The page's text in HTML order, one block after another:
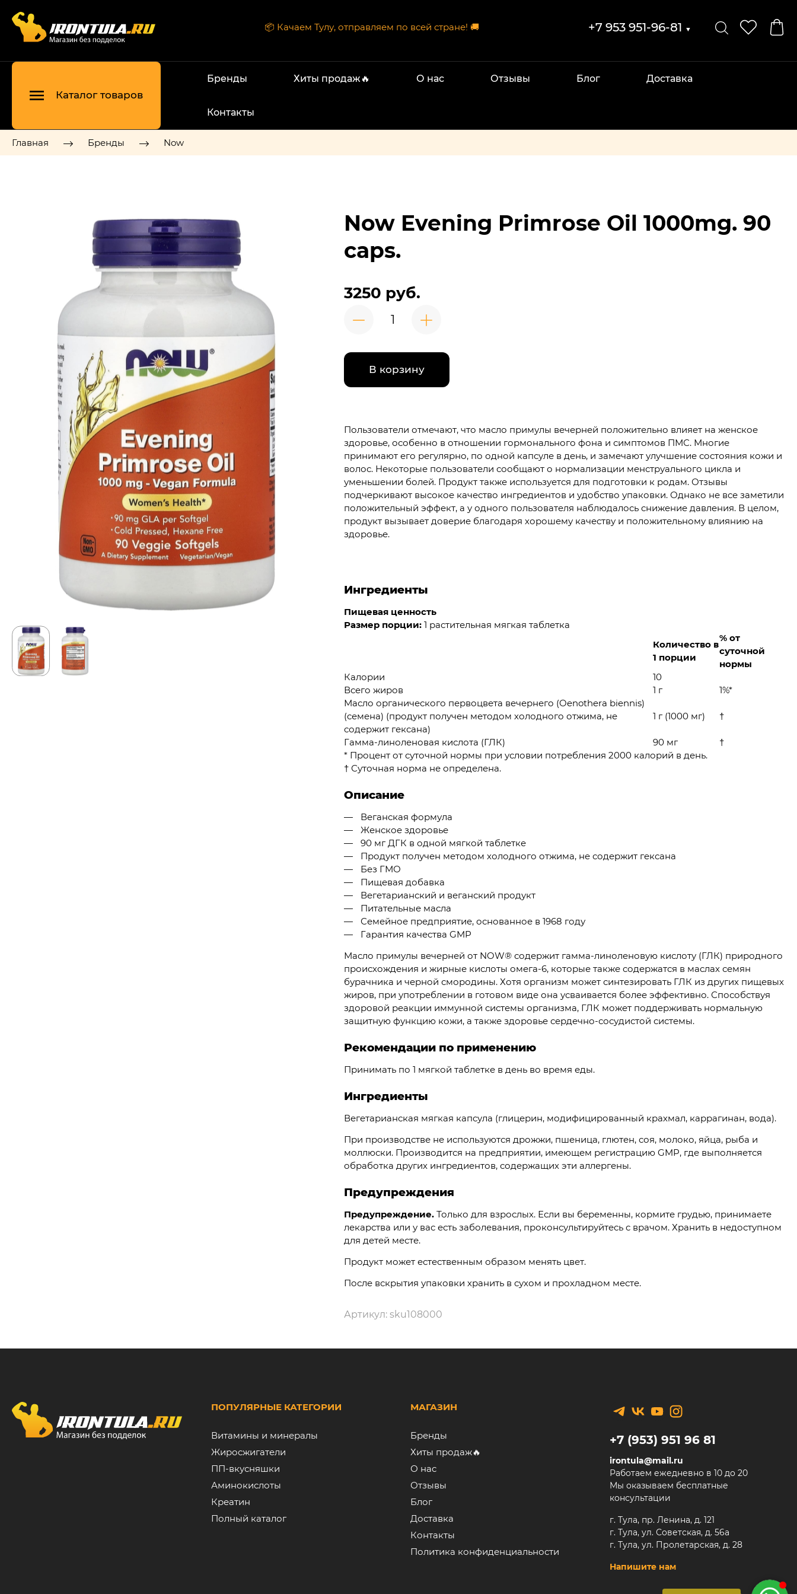
📦 Качаем Тулу, отправляем по всей стране! 🚚 +7 953 951-96-81 ▼
Каталог товаров
Бренды Хиты продаж🔥 О нас Отзывы Блог Доставка
Контакты
Главная Бренды Now
Now Evening Primrose Oil 1000mg. 90
caps.
3250 руб.
В корзину
Пользователи отмечают, что масло примулы вечерней положительно влияет на женское
здоровье, особенно в отношении гормонального фона и симптомов ПМС. Многие
принимают его регулярно, по одной капсуле в день, и замечают улучшение состояния кожи и
волос. Некоторые пользователи сообщают о нормализации менструального цикла и
уменьшении болей. Продукт также используется для подготовки к родам. Отзывы
подчеркивают высокое качество ингредиентов и удобство упаковки. Однако не все заметили
положительный эффект, а у одного пользователя наблюдалось снижение давления. В целом,
продукт вызывает доверие благодаря хорошему качеству и положительному влиянию на
здоровье.
Ингредиенты
Пищевая ценность
Размер порции: 1 растительная мягкая таблетка
Количество в
1 порции
% от
суточной
нормы
Калории
10
Всего жиров
1 г
1%*
Масло органического первоцвета вечернего (Oenothera biennis)
(семена) (продукт получен методом холодного отжима, не
содержит гексана)
1 г (1000 мг) †
Гамма-линоленовая кислота (ГЛК) 90 мг
†
* Процент от суточной нормы при условии потребления 2000 калорий в день.
† Суточная норма не определена.
Описание
Веганская формула
Женское здоровье
90 мг ДГК в одной мягкой таблетке
Продукт получен методом холодного отжима, не содержит гексана
Без ГМО
Пищевая добавка
Вегетарианский и веганский продукт
Питательные масла
Семейное предприятие, основанное в 1968 году
Гарантия качества GMP
Масло примулы вечерней от NOW® содержит гамма-линоленовую кислоту (ГЛК) природного
происхождения и жирные кислоты омега-6, которые также содержатся в маслах семян
бурачника и черной смородины. Хотя организм может синтезировать ГЛК из других пищевых
жиров, при употреблении в готовом виде она усваивается более эффективно. Способствуя
здоровой реакции иммунной системы организма, ГЛК может поддерживать нормальную
защитную функцию кожи, а также здоровье сердечно-сосудистой системы.
Рекомендации по применению
Принимать по 1 мягкой таблетке в день во время еды.
Ингредиенты
Вегетарианская мягкая капсула (глицерин, модифицированный крахмал, каррагинан, вода).
При производстве не используются дрожжи, пшеница, глютен, соя, молоко, яйца, рыба и
моллюски. Производится на предприятии, имеющем регистрацию GMP, где выполняется
обработка других ингредиентов, содержащих эти аллергены.
Предупреждения
Предупреждение. Только для взрослых. Если вы беременны, кормите грудью, принимаете
лекарства или у вас есть заболевания, проконсультируйтесь с врачом. Хранить в недоступном
для детей месте.
Продукт может естественным образом менять цвет.
После вскрытия упаковки хранить в сухом и прохладном месте.
Артикул: sku108000
ПОПУЛЯРНЫЕ КАТЕГОРИИ
Витамины и минералы
Жиросжигатели
ПП-вкусняшки
Аминокислоты
Креатин
Полный каталог
МАГАЗИН
Бренды
Хиты продаж🔥
О нас
Отзывы
Блог
Доставка
Контакты
Политика конфиденциальности
+7 (953) 951 96 81
irontula@mail.ru
Работаем ежедневно в 10 до 20
Мы оказываем бесплатные
консультации
г. Тула, пр. Ленина, д. 121
г. Тула, ул. Советская, д. 56а
г. Тула, ул. Пролетарская, д. 28
Напишите нам